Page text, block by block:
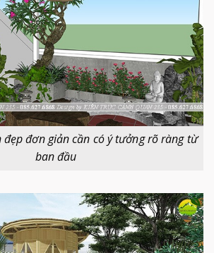
đẹp đơn giản cần có ý tưởng rõ ràng từ
ban đầu